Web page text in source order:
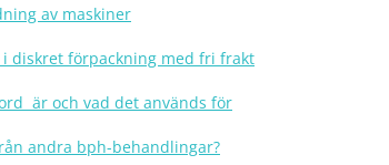
av maskiner
i diskret förpackning med fri frakt
är och vad det används för
andra bph-behandlingar?